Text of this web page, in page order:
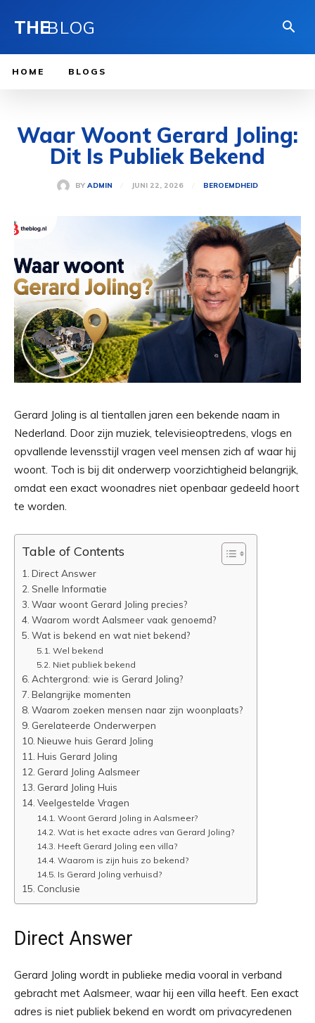
THEBLOG
HOME BLOGS
Waar Woont Gerard Joling:
Dit Is Publiek Bekend
BY ADMIN JUNI 22, 2026 BEROEMDHEID
Gerard Joling is al tientallen jaren een bekende naam in
Nederland. Door zijn muziek, televisieoptredens, vlogs en
opvallende levensstijl vragen veel mensen zich af waar hij
woont. Toch is bij dit onderwerp voorzichtigheid belangrijk,
omdat een exact woonadres niet openbaar gedeeld hoort
te worden.
Table of Contents
Direct Answer
Snelle Informatie
Waar woont Gerard Joling precies?
Waarom wordt Aalsmeer vaak genoemd?
Wat is bekend en wat niet bekend?
Wel bekend
Niet publiek bekend
Achtergrond: wie is Gerard Joling?
Belangrijke momenten
Waarom zoeken mensen naar zijn woonplaats?
Gerelateerde Onderwerpen
Nieuwe huis Gerard Joling
Huis Gerard Joling
Gerard Joling Aalsmeer
Gerard Joling Huis
Veelgestelde Vragen
Woont Gerard Joling in Aalsmeer?
Wat is het exacte adres van Gerard Joling?
Heeft Gerard Joling een villa?
Waarom is zijn huis zo bekend?
Is Gerard Joling verhuisd?
Conclusie
Direct Answer
Gerard Joling wordt in publieke media vooral in verband
gebracht met Aalsmeer, waar hij een villa heeft. Een exact
adres is niet publiek bekend en wordt om privacyredenen